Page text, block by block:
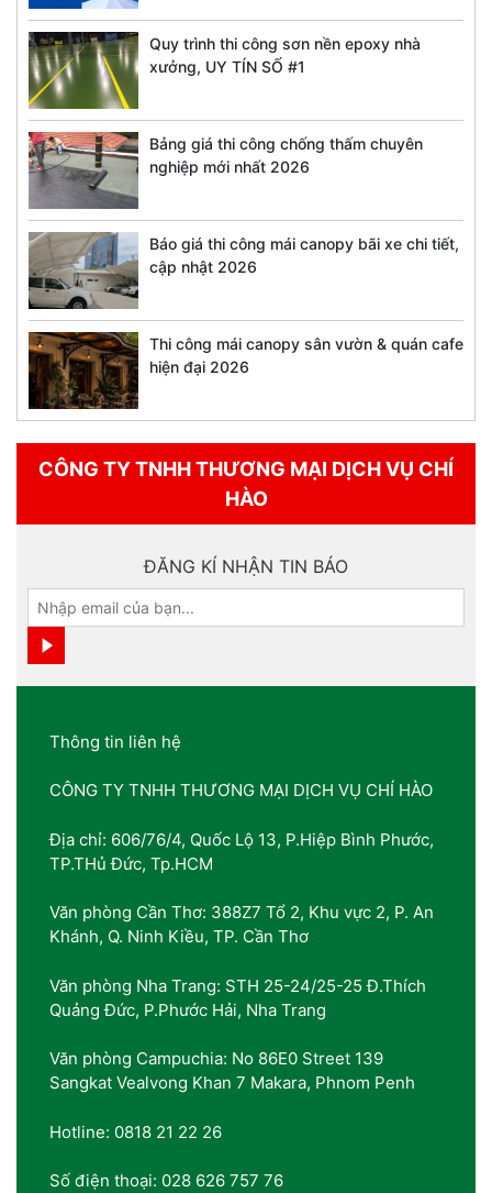
Quy trình thi công sơn nền epoxy nhà
xưởng, UY TÍN SỐ #1
Bảng giá thi công chống thấm chuyên
nghiệp mới nhất 2026
Báo giá thi công mái canopy bãi xe chi tiết,
cập nhật 2026
Thi công mái canopy sân vườn & quán cafe
hiện đại 2026
CÔNG TY TNHH THƯƠNG MẠI DỊCH VỤ CHÍ
HÀO
ĐĂNG KÍ NHẬN TIN BÁO
Thông tin liên hệ
CÔNG TY TNHH THƯƠNG MẠI DỊCH VỤ CHÍ HÀO
Địa chỉ: 606/76/4, Quốc Lộ 13, P.Hiệp Bình Phước,
TP.THủ Đức, Tp.HCM
Văn phòng Cần Thơ: 388Z7 Tổ 2, Khu vực 2, P. An
Khánh, Q. Ninh Kiều, TP. Cần Thơ
Văn phòng Nha Trang: STH 25-24/25-25 Đ.Thích
Quảng Đức, P.Phước Hải, Nha Trang
Văn phòng Campuchia: No 86E0 Street 139
Sangkat Vealvong Khan 7 Makara, Phnom Penh
Hotline: 0818 21 22 26
Số điện thoại: 028 626 757 76